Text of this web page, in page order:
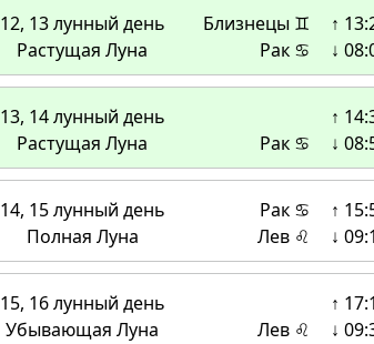
12, 13 лунный день
Растущая Луна
Близнецы ♊
Рак ♋
↑
↓
13, 14 лунный день
Растущая Луна
Рак ♋
↑
↓
14, 15 лунный день
Полная Луна
Рак ♋
Лев ♌
↑
↓
15, 16 лунный день
Убывающая Луна
Лев ♌
↑
↓